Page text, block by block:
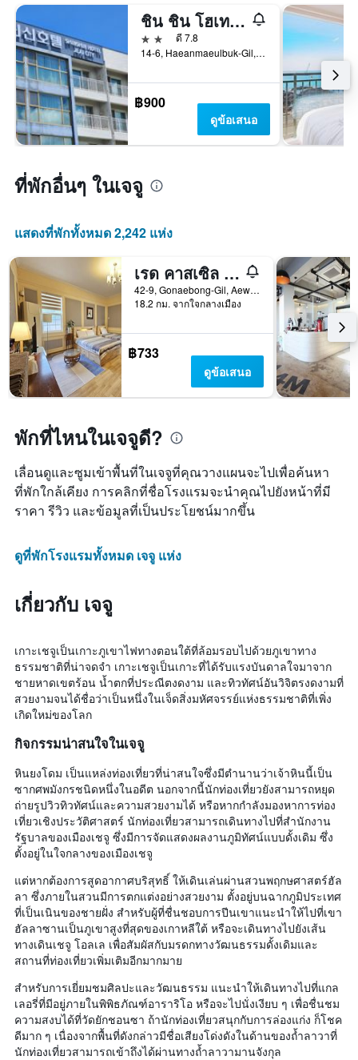
ชิน ชิน โฮเทล เชจู ซิตี้
2 ดาว
ดี 7.8
14-6, Haeanmaeulbuk-Gil, เจจู, เกาหลีใต้
฿900
ดูข้อเสนอ
ที่พักอื่นๆ ในเจจู
แสดงที่พักทั้งหมด 2,242 แห่ง
เรด คาสเซิล เพนชั่น
42-9, Gonaebong-Gil, Aewol-Eup, เจจู, เกาหลีใต้
18.2 กม. จากใจกลางเมือง
฿733
ดูข้อเสนอ
พักที่ไหนในเจจูดี?
เลื่อนดูและซูมเข้าพื้นที่ในเจจูที่คุณวางแผนจะไปเพื่อค้นหา
ที่พักใกล้เคียง การคลิกที่ชื่อโรงแรมจะนำคุณไปยังหน้าที่มี
ราคา รีวิว และข้อมูลที่เป็นประโยชน์มากขึ้น
ดูที่พักโรงแรมทั้งหมด เจจู แห่ง
เกี่ยวกับ เจจู
เกาะเชจูเป็นเกาะภูเขาไฟทางตอนใต้ที่ล้อมรอบไปด้วยภูเขาทาง
ธรรมชาติที่น่าจดจำ เกาะเชจูเป็นเกาะที่ได้รับแรงบันดาลใจมาจาก
ชายหาดเขตร้อน น้ำตกที่ประณีตงดงาม และทิวทัศน์อันวิจิตรงดงามที่
สวยงามจนได้ชื่อว่าเป็นหนึ่งในเจ็ดสิ่งมหัศจรรย์แห่งธรรมชาติที่เพิ่ง
เกิดใหม่ของโลก
กิจกรรมน่าสนใจในเจจู
หินยงโดม เป็นแหล่งท่องเที่ยวที่น่าสนใจซึ่งมีตำนานว่าเจ้าหินนี้เป็น
ซากศพมังกรชนิดหนึ่งในอดีต นอกจากนี้นักท่องเที่ยวยังสามารถหยุด
ถ่ายรูปวิวทิวทัศน์และความสวยงามได้ หรือหากกำลังมองหาการท่อง
เที่ยวเชิงประวัติศาสตร์ นักท่องเที่ยวสามารถเดินทางไปที่สำนักงาน
รัฐบาลของเมืองเชจู ซึ่งมีการจัดแสดงผลงานภูมิทัศน์แบบดั้งเดิม ซึ่ง
ตั้งอยู่ในใจกลางของเมืองเชจู
แต่หากต้องการสูดอากาศบริสุทธิ์ ให้เดินเล่นผ่านสวนพฤกษศาสตร์ฮัล
ลา ซึ่งภายในสวนมีการตกแต่งอย่างสวยงาม ตั้งอยู่บนฉากภูมิประเทศ
ที่เป็นเนินของชายฝั่ง สำหรับผู้ที่ชื่นชอบการปีนเขาแนะนำให้ไปที่เขา
ฮัลลาซานเป็นภูเขาสูงที่สุดของเกาหลีใต้ หรือจะเดินทางไปยังเส้น
ทางเดินเชจู โอลเล เพื่อสัมผัสกับมรดกทางวัฒนธรรมดั้งเดิมและ
สถานที่ท่องเที่ยวเพิ่มเติมอีกมากมาย
สำหรับการเยี่ยมชมศิลปะและวัฒนธรรม แนะนำให้เดินทางไปที่แกล
เลอรี่ที่มีอยู่ภายในพิพิธภัณฑ์อาราริโอ หรือจะไปนั่งเงียบ ๆ เพื่อชื่นชม
ความสงบได้ที่วัดยักชอนซา ถ้านักท่องเที่ยวสนุกกับการล่องแก่ง ก็โชค
ดีมาก ๆ เนื่องจากพื้นที่ดังกล่าวมีชื่อเสียงโด่งดังในด้านของถ้ำลาวาที่
นักท่องเที่ยวสามารถเข้าถึงได้ผ่านทางถ้ำลาวามานจังกุล